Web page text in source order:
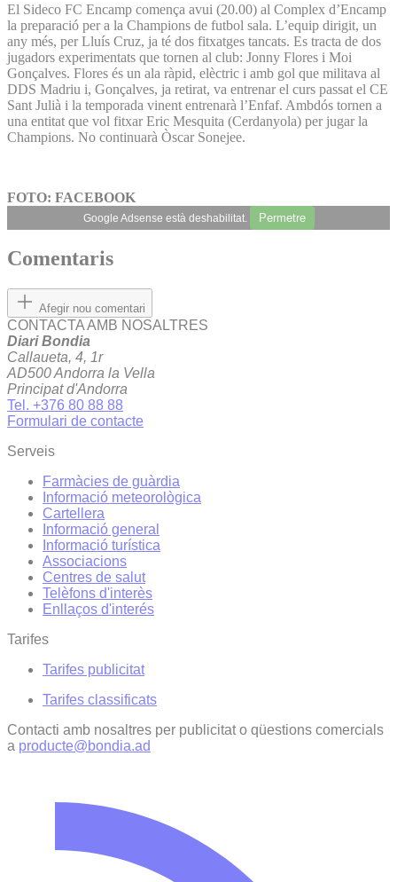
El Sideco FC Encamp comença avui (20.00) al Complex d’Encamp
la preparació per a la Champions de futbol sala. L’equip dirigit, un
any més, per Lluís Cruz, ja té dos fitxatges tancats. Es tracta de dos
jugadors experimentats que tornen al club: Jonny Flores i Moi
Gonçalves. Flores és un ala ràpid, elèctric i amb gol que militava al
DDS Madriu i, Gonçalves, ja retirat, va entrenar el curs passat el CE
Sant Julià i la temporada vinent entrenarà l’Enfaf. Ambdós tornen a
una entitat que vol fitxar Eric Mesquita (Cerdanyola) per jugar la
Champions. No continuarà Òscar Sonejee.
FOTO: FACEBOOK
Google Adsense està deshabilitat. Permetre
Comentaris
Afegir nou comentari
CONTACTA AMB NOSALTRES
Diari Bondia
Callaueta, 4, 1r
AD500 Andorra la Vella
Principat d'Andorra
Tel. +376 80 88 88
Formulari de contacte
Serveis
Farmàcies de guàrdia
Informació meteorològica
Cartellera
Informació general
Informació turística
Associacions
Centres de salut
Telèfons d'interès
Enllaços d'interés
Tarifes
Tarifes publicitat
Tarifes classificats
Contacti amb nosaltres per publicitat o qüestions comercials
a producte@bondia.ad